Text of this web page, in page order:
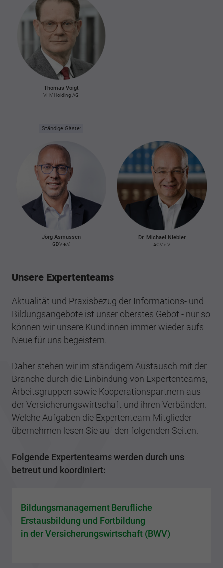
Thomas Voigt
VHV Holding AG
Ständige Gäste:
Jörg Asmussen
GDV e.V.
Dr. Michael Niebler
AGV e.V.
Unsere Expertenteams
Aktualität und Praxisbezug der Informations- und
Bildungsangebote ist unser oberstes Gebot - nur so
können wir unsere Kund:innen immer wieder aufs
Neue für uns begeistern.
Daher stehen wir im ständigem Austausch mit der
Branche durch die Einbindung von Expertenteams,
Arbeitsgruppen sowie Kooperationspartnern aus
der Versicherungswirtschaft und ihren Verbänden.
Welche Aufgaben die Expertenteam-Mitglieder
übernehmen lesen Sie auf den folgenden Seiten.
Folgende Expertenteams werden durch uns
betreut und koordiniert:
Bildungsmanagement Berufliche
Erstausbildung und Fortbildung
in der Versicherungswirtschaft (BWV)